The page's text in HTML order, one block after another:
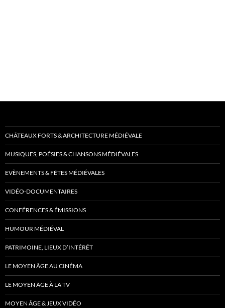
CHÂTEAUX FORTS & ARCHITECTURE MÉDIÉVALE
MUSIQUES, POÉSIES & CHANSONS MÉDIÉVALES
EVÈNEMENTS & FÊTES MÉDIÉVALES
VIDÉO-DOCUMENTAIRES
CONFÉRENCES & ÉMISSIONS
HUMOUR MÉDIÉVAL
PATRIMOINE, LIEUX D’INTÉRÊT
LE MOYEN ÂGE AU CINÉMA
LE MOYEN ÂGE À LA TV
MOYEN ÂGE & JEUX VIDÉO